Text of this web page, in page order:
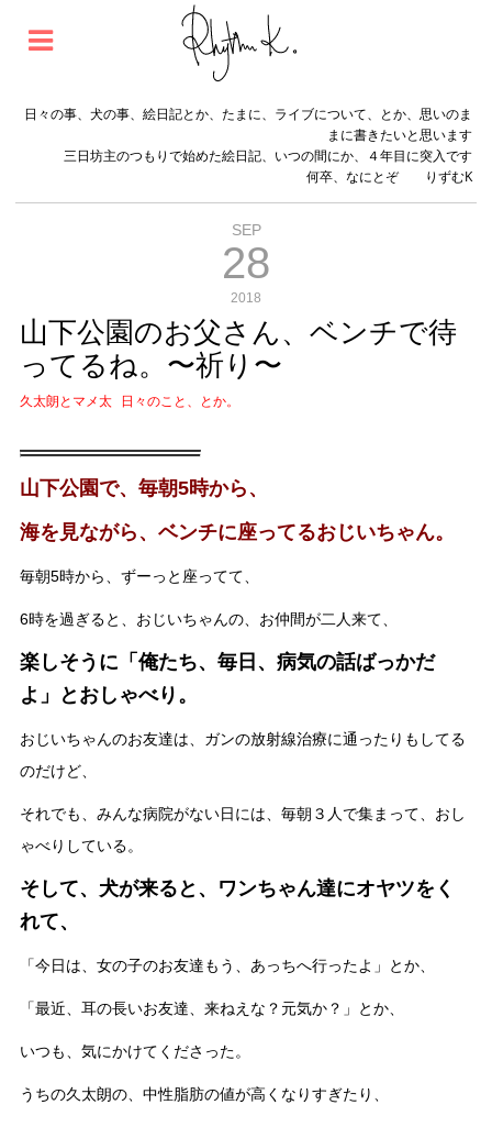
日々の事、犬の事、絵日記とか、たまに、ライブについて、とか、思いのま
まに書きたいと思います
三日坊主のつもりで始めた絵日記、いつの間にか、４年目に突入です
何卒、なにとぞ りずむK
SEP
28
2018
山下公園のお父さん、ベンチで待
ってるね。〜祈り〜
久太朗とマメ太 日々のこと、とか。
山下公園で、毎朝5時から、
海を見ながら、ベンチに座ってるおじいちゃん。
毎朝5時から、ずーっと座ってて、
6時を過ぎると、おじいちゃんの、お仲間が二人来て、
楽しそうに「俺たち、毎日、病気の話ばっかだ
よ」とおしゃべり。
おじいちゃんのお友達は、ガンの放射線治療に通ったりもしてる
のだけど、
それでも、みんな病院がない日には、毎朝３人で集まって、おし
ゃべりしている。
そして、犬が来ると、ワンちゃん達にオヤツをく
れて、
「今日は、女の子のお友達もう、あっちへ行ったよ」とか、
「最近、耳の長いお友達、来ねえな？元気か？」とか、
いつも、気にかけてくださった。
うちの久太朗の、中性脂肪の値が高くなりすぎたり、